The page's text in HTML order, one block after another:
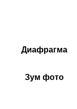
Диафрагма
Зум фото